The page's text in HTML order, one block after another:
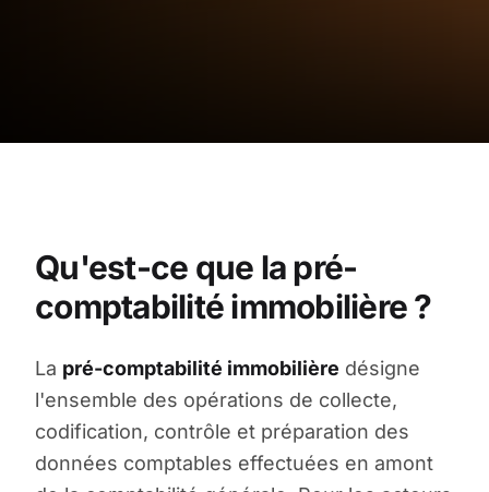
Qu'est-ce que la pré-
comptabilité immobilière ?
La pré-comptabilité immobilière désigne
l'ensemble des opérations de collecte,
codification, contrôle et préparation des
données comptables effectuées en amont